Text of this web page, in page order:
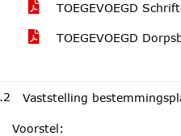
TOEGEVOEGD
TOEGEVOEGD
Vaststelling
Voorstel: